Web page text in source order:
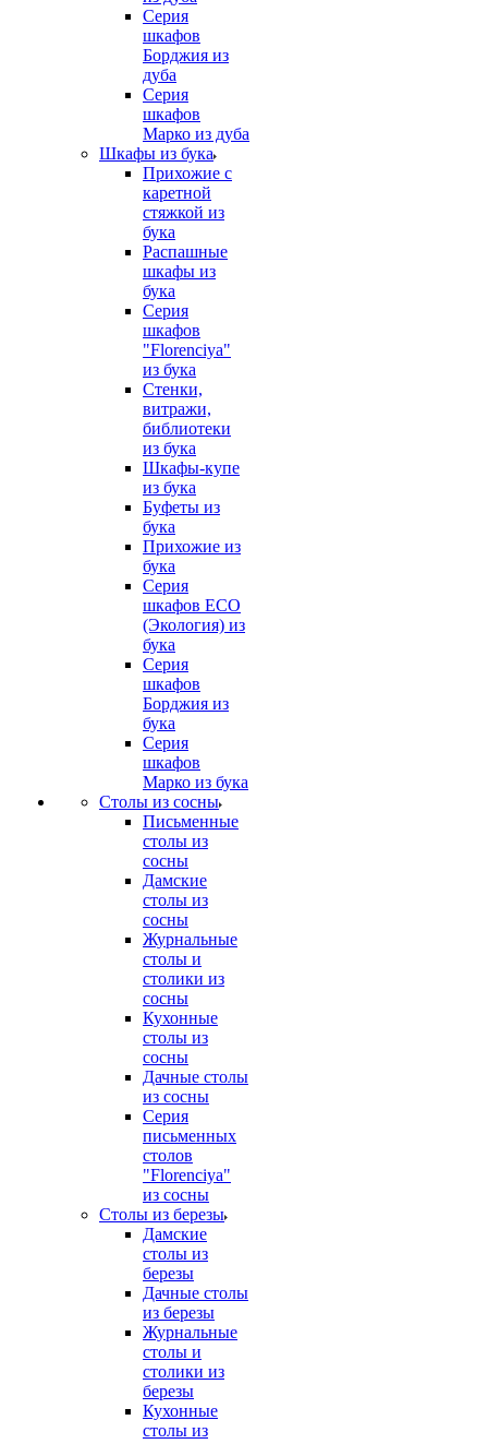
Серия
шкафов
Борджия из
дуба
Серия
шкафов
Марко из дуба
Шкафы из бука
Прихожие с
каретной
стяжкой из
бука
Распашные
шкафы из
бука
Серия
шкафов
"Florenciya"
из бука
Стенки,
витражи,
библиотеки
из бука
Шкафы-купе
из бука
Буфеты из
бука
Прихожие из
бука
Серия
шкафов ECO
(Экология) из
бука
Серия
шкафов
Борджия из
бука
Серия
шкафов
Марко из бука
Столы из сосны
Письменные
столы из
сосны
Дамские
столы из
сосны
Журнальные
столы и
столики из
сосны
Кухонные
столы из
сосны
Дачные столы
из сосны
Серия
письменных
столов
"Florenciya"
из сосны
Столы из березы
Дамские
столы из
березы
Дачные столы
из березы
Журнальные
столы и
столики из
березы
Кухонные
столы из